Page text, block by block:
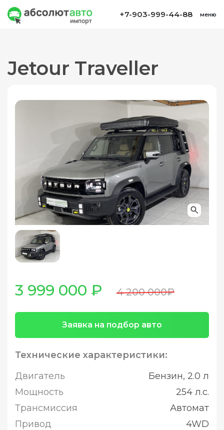
+7-903-999-44-88 меню
Jetour Traveller
3 999 000 ₽ 4 200 000₽
Заявка на подбор авто
Технические характеристики:
Двигатель
Бензин, 2.0 л
Мощность
254 л.с.
Трансмиссия
Автомат
Привод
4WD